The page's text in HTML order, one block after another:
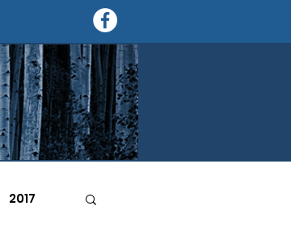
contexto - politica exterior
2017